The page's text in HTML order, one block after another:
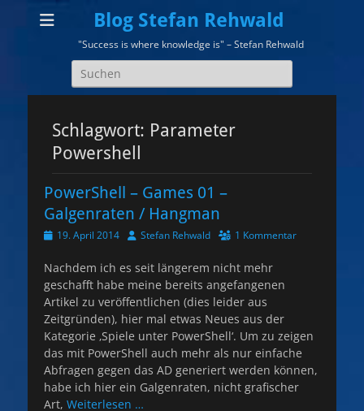
Blog Stefan Rehwald
"Success is where knowledge is" – Stefan Rehwald
Suchen
nach:
Schlagwort: Parameter
Powershell
PowerShell – Games 01 –
Galgenraten / Hangman
Veröffentlicht
19. April 2014 AutorStefan Rehwald 1 Kommentar
Nachdem ich es seit längerem nicht mehr
geschafft habe meine bereits angefangenen
Artikel zu veröffentlichen (dies leider aus
Zeitgründen), hier mal etwas Neues aus der
Kategorie ‚Spiele unter PowerShell‘. Um zu zeigen
das mit PowerShell auch mehr als nur einfache
Abfragen gegen das AD generiert werden können,
habe ich hier ein Galgenraten, nicht grafischer
Art, Weiterlesen …